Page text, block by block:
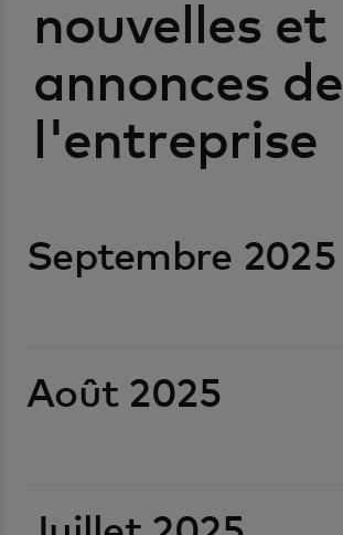
nouvelles et
annonces de
l'entreprise
Septembre 2025
Août 2025